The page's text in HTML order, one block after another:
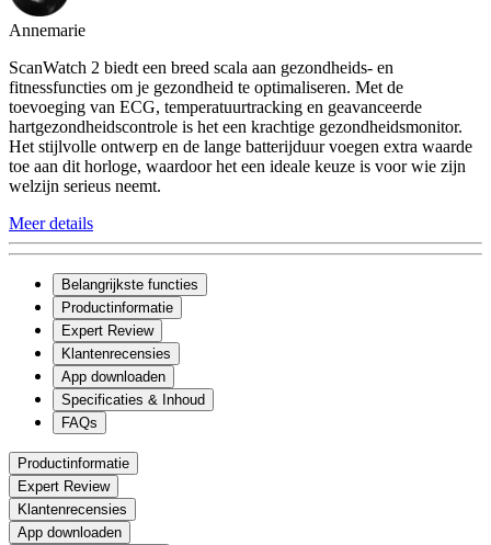
Annemarie
ScanWatch 2 biedt een breed scala aan gezondheids- en
fitnessfuncties om je gezondheid te optimaliseren. Met de
toevoeging van ECG, temperatuurtracking en geavanceerde
hartgezondheidscontrole is het een krachtige gezondheidsmonitor.
Het stijlvolle ontwerp en de lange batterijduur voegen extra waarde
toe aan dit horloge, waardoor het een ideale keuze is voor wie zijn
welzijn serieus neemt.
Meer details
Belangrijkste functies
Productinformatie
Expert Review
Klantenrecensies
App downloaden
Specificaties & Inhoud
FAQs
Productinformatie
Expert Review
Klantenrecensies
App downloaden